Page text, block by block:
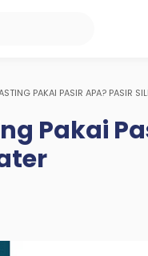
PAKAI PASIR APA? PASIR
Pakai